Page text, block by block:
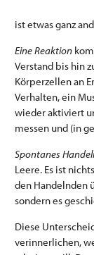
ist etwas ganz
Eine Reaktion
Verstand bis hin
Körperzellen an
Verhalten, ein
wieder aktiviert
messen und (in
Spontanes
Leere. Es ist
den Handelnden
sondern es
Diese
verinnerlichen,